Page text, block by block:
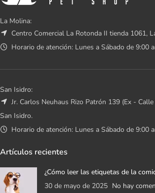
La Molina:
Centro Comercial La Rotonda II tienda 1061,
Horario de atención: Lunes a Sábado de 9:00
San Isidro:
Jr. Carlos Neuhaus Rizo Patrón 139 (Ex -
San Isidro.
Horario de atención: Lunes a Sábado de 9:00
Artículos recientes
¿Cómo leer las etiquetas de la
30 de mayo de 2025 No hay